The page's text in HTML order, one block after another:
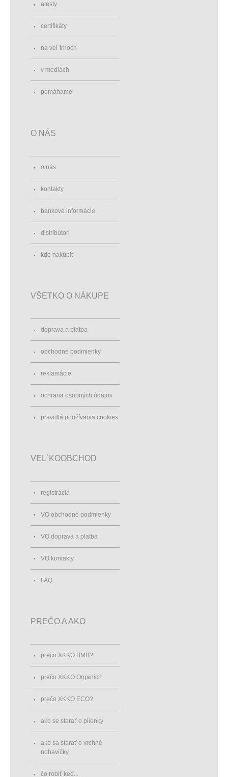
atesty
certifikáty
na vel´trhoch
v médiách
pomáhame
O NÁS
o nás
kontakty
bankové informácie
distribútori
kde nakúpiť
VŠETKO O NÁKUPE
doprava a platba
obchodné podmienky
reklamácie
ochrana osobných údajov
pravidlá používania cookies
VEL´KOOBCHOD
registrácia
VO obchodné podmienky
VO doprava a platba
VO kontakty
FAQ
PREČO A AKO
prečo XKKO BMB?
prečo XKKO Organic?
prečo XKKO ECO?
ako se starať o plienky
ako sa starať o vrchné
nohavičky
čo robiť keď...